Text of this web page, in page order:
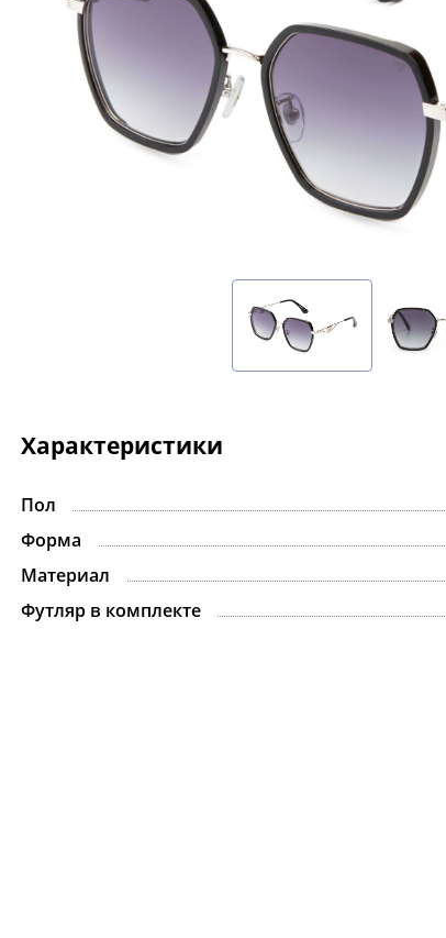
Характеристики
Пол
Форма
Материал
Футляр в комплекте